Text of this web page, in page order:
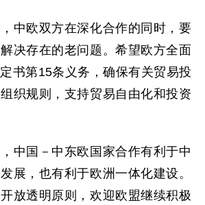
欧双方在深化合作的同时，要
决存在的老问题。希望欧方全面
书第15条义务，确保有关贸易投
织规则，支持贸易自由化和投资
国－中东欧国家合作有利于中
展，也有利于欧洲一体化建设。
放透明原则，欢迎欧盟继续积极